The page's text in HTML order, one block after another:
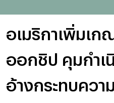
อเมริกาเพิ่มเ
ออกชิป คุมกำเ
อ้างกระทบควา